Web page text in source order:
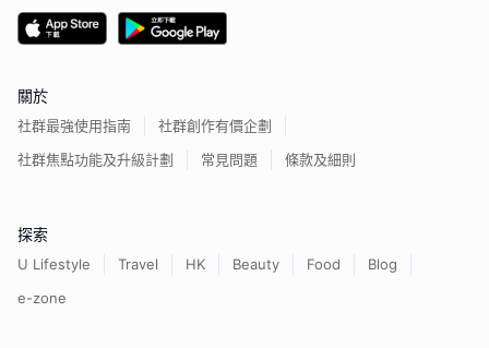
關於
社群最強使用指南
社群創作有價企劃
社群焦點功能及升級計劃
常見問題 條款及細則
探索
U Lifestyle Travel HK Beauty Food
Blog
e-zone